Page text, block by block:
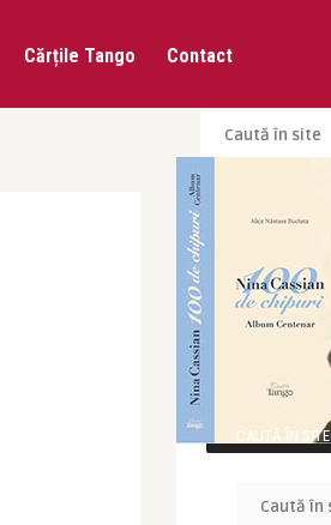
Cărțile Tango Contact
CAUTĂ ÎN SITE